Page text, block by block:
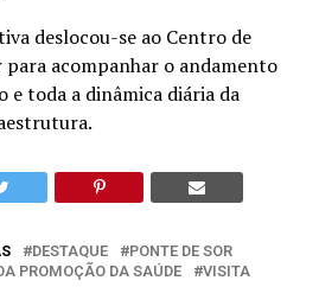
deslocou-se ao Centro de
para acompanhar o andamento
e toda a dinâmica diária da
DESTAQUE
PONTE DE SOR
PROMOÇÃO DA SAÚDE
VISITA